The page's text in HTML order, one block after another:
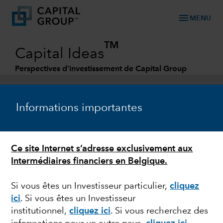
Informations importantes
Ce site Internet s’adresse exclusivement aux
Intermédiaires financiers en Belgique.
Si vous êtes un Investisseur particulier,cliquez
ici. Si vous êtes un Investisseur
institutionnel,cliquez ici. Si vous recherchez des
menu MENU
Capital Ideas
TM
Perspectives d’investissement de Capital Group
MARCHÉS ET ÉCONOMIE